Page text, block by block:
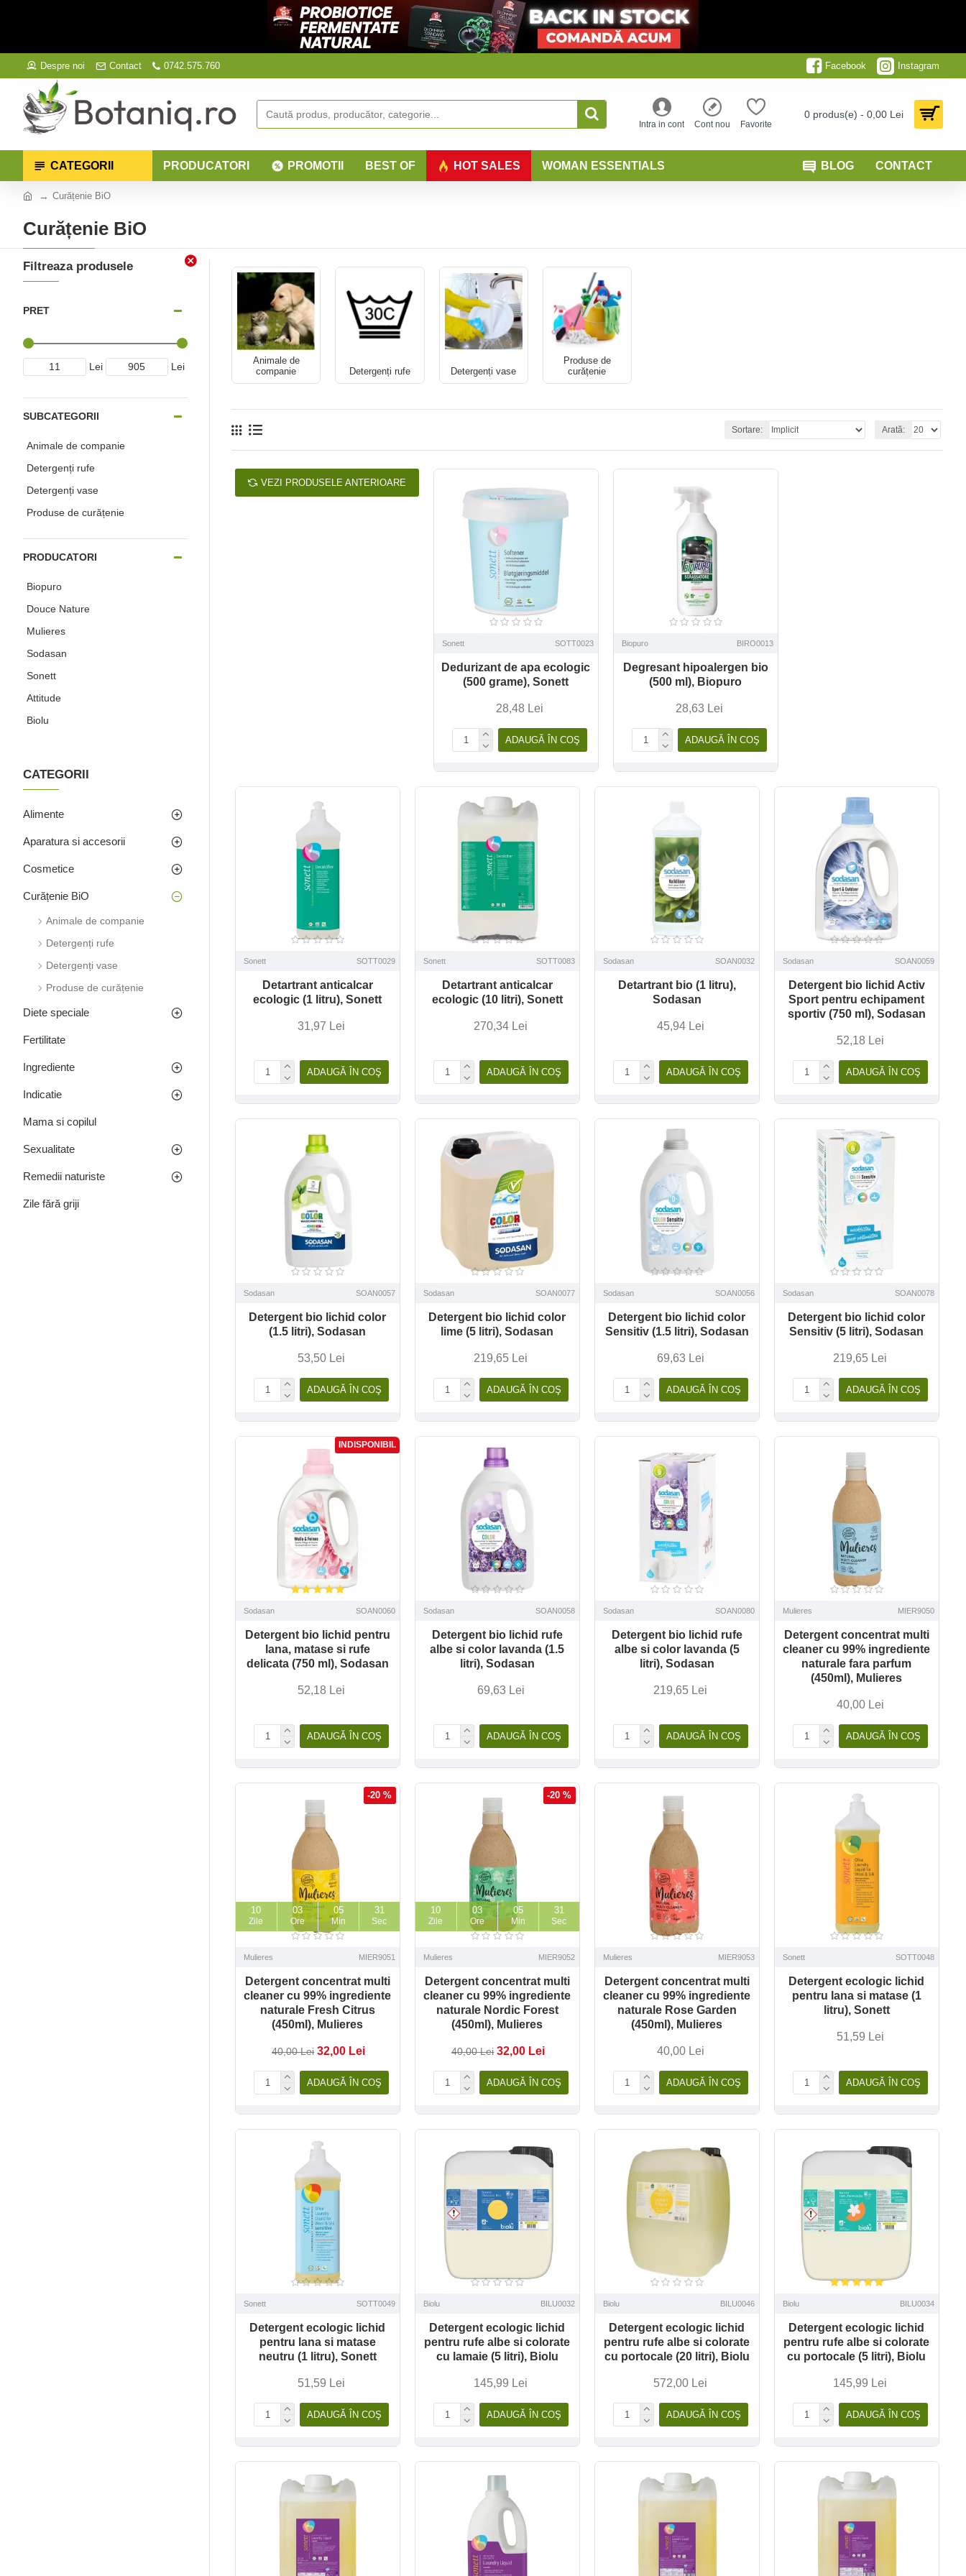
Despre noi Contact 0742.575.760 Facebook Instagram
Intra in cont Cont nou Favorite
0 produs(e) - 0,00 Lei
CATEGORII PRODUCATORI PROMOTII BEST OF HOT SALES WOMAN ESSENTIALS BLOG CONTACT
Curățenie BiO
Curățenie BiO
Filtreaza produsele
PRET
Lei Lei
SUBCATEGORII
Animale de companie
Detergenți rufe
Detergenți vase
Produse de curățenie
PRODUCATORI
Biopuro
Douce Nature
Mulieres
Sodasan
Sonett
Attitude
Biolu
CATEGORII
Alimente
Aparatura si accesorii
Cosmetice
Curățenie BiO
Animale de companie
Detergenți rufe
Detergenți vase
Produse de curățenie
Diete speciale
Fertilitate
Ingrediente
Indicatie
Mama si copilul
Sexualitate
Remedii naturiste
Zile fără griji
Animale de
companie
Detergenți rufe Detergenți vase
Produse de
curățenie
Sortare: Arată:
VEZI PRODUSELE ANTERIOARE
Sonett SOTT0023
Dedurizant de apa ecologic
(500 grame), Sonett
28,48 Lei
ADAUGĂ ÎN COŞ
Biopuro BIRO0013
Degresant hipoalergen bio
(500 ml), Biopuro
28,63 Lei
ADAUGĂ ÎN COŞ
Sonett SOTT0029
Detartrant anticalcar
ecologic (1 litru), Sonett
31,97 Lei
ADAUGĂ ÎN COŞ
Sonett SOTT0083
Detartrant anticalcar
ecologic (10 litri), Sonett
270,34 Lei
ADAUGĂ ÎN COŞ
Sodasan SOAN0032
Detartrant bio (1 litru),
Sodasan
45,94 Lei
ADAUGĂ ÎN COŞ
Sodasan SOAN0059
Detergent bio lichid Activ
Sport pentru echipament
sportiv (750 ml), Sodasan
52,18 Lei
ADAUGĂ ÎN COŞ
Sodasan SOAN0057
Detergent bio lichid color
(1.5 litri), Sodasan
53,50 Lei
ADAUGĂ ÎN COŞ
Sodasan SOAN0077
Detergent bio lichid color
lime (5 litri), Sodasan
219,65 Lei
ADAUGĂ ÎN COŞ
Sodasan SOAN0056
Detergent bio lichid color
Sensitiv (1.5 litri), Sodasan
69,63 Lei
ADAUGĂ ÎN COŞ
Sodasan SOAN0078
Detergent bio lichid color
Sensitiv (5 litri), Sodasan
219,65 Lei
ADAUGĂ ÎN COŞ
INDISPONIBIL
Sodasan SOAN0060
Detergent bio lichid pentru
lana, matase si rufe
delicata (750 ml), Sodasan
52,18 Lei
ADAUGĂ ÎN COŞ
Sodasan SOAN0058
Detergent bio lichid rufe
albe si color lavanda (1.5
litri), Sodasan
69,63 Lei
ADAUGĂ ÎN COŞ
Sodasan SOAN0080
Detergent bio lichid rufe
albe si color lavanda (5
litri), Sodasan
219,65 Lei
ADAUGĂ ÎN COŞ
Mulieres MIER9050
Detergent concentrat multi
cleaner cu 99% ingrediente
naturale fara parfum
(450ml), Mulieres
40,00 Lei
ADAUGĂ ÎN COŞ
-20 %
10
Zile
03
Ore
05
Min
29
Sec
Mulieres MIER9051
Detergent concentrat multi
cleaner cu 99% ingrediente
naturale Fresh Citrus
(450ml), Mulieres
40,00 Lei 32,00 Lei
ADAUGĂ ÎN COŞ
-20 %
10
Zile
03
Ore
05
Min
29
Sec
Mulieres MIER9052
Detergent concentrat multi
cleaner cu 99% ingrediente
naturale Nordic Forest
(450ml), Mulieres
40,00 Lei 32,00 Lei
ADAUGĂ ÎN COŞ
Mulieres MIER9053
Detergent concentrat multi
cleaner cu 99% ingrediente
naturale Rose Garden
(450ml), Mulieres
40,00 Lei
ADAUGĂ ÎN COŞ
Sonett SOTT0048
Detergent ecologic lichid
pentru lana si matase (1
litru), Sonett
51,59 Lei
ADAUGĂ ÎN COŞ
Sonett SOTT0049
Detergent ecologic lichid
pentru lana si matase
neutru (1 litru), Sonett
51,59 Lei
ADAUGĂ ÎN COŞ
Biolu BILU0032
Detergent ecologic lichid
pentru rufe albe si colorate
cu lamaie (5 litri), Biolu
145,99 Lei
ADAUGĂ ÎN COŞ
Biolu BILU0046
Detergent ecologic lichid
pentru rufe albe si colorate
cu portocale (20 litri), Biolu
572,00 Lei
ADAUGĂ ÎN COŞ
Biolu BILU0034
Detergent ecologic lichid
pentru rufe albe si colorate
cu portocale (5 litri), Biolu
145,99 Lei
ADAUGĂ ÎN COŞ